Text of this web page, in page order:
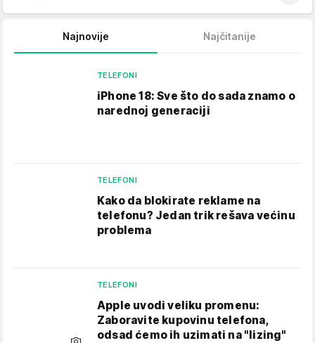
Najnovije Najčitanije
TELEFONI
iPhone 18: Sve što do sada znamo o
narednoj generaciji
TELEFONI
Kako da blokirate reklame na
telefonu​? Jedan trik rešava većinu
problema
TELEFONI
Apple uvodi veliku promenu:
Zaboravite kupovinu telefona,
odsad ćemo ih uzimati na "lizing"